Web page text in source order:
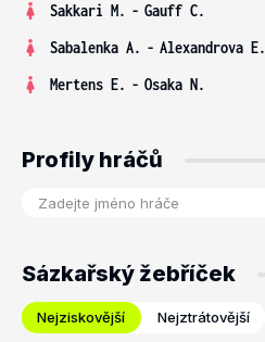
Sakkari M. - Gauff C.
Sabalenka A. - Alexandrova E.
Mertens E. - Osaka N.
Profily hráčů
Sázkařský žebříček
Nejziskovější Nejztrátovější